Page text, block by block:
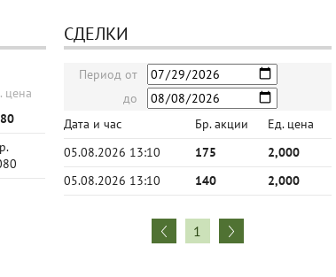
цена
СДЕЛКИ
Период от
до
Дата и час
Бр. акции
Ед. цена
05.08.2026 13:10
175
2,000
05.08.2026 13:10
140 2,000
1